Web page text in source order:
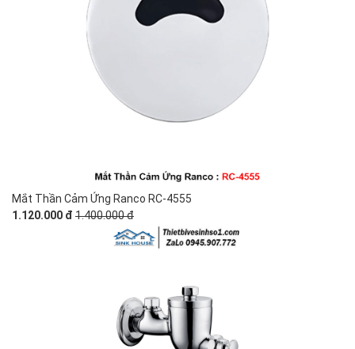
Mắt Thần Cảm Ứng Ranco RC-4555
1.120.000 đ 1.400.000 đ